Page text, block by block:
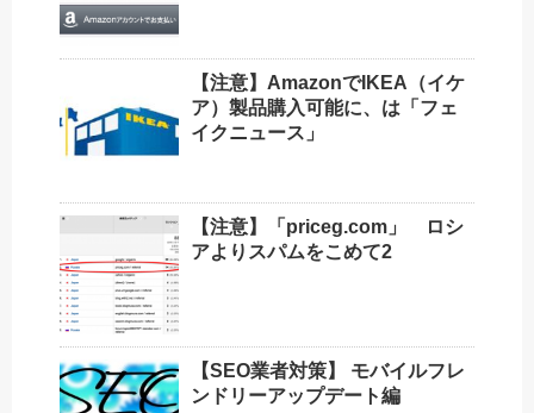
【注意】AmazonでIKEA（イケ
ア）製品購入可能に、は「フェ
イクニュース」
【注意】「priceg.com」 ロシ
アよりスパムをこめて2
【SEO業者対策】 モバイルフレ
ンドリーアップデート編